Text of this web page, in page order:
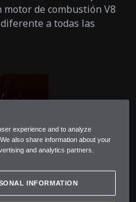
de combustión V8
a todas las
experience and to analyze
also share information about your
and analytics partners.
INFORMATION